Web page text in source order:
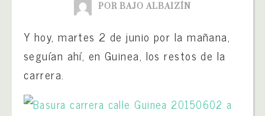
POR BAJO ALBAIZÍN
Y hoy, martes 2 de junio por la mañana,
seguían ahí, en Guinea, los restos de la
carrera.